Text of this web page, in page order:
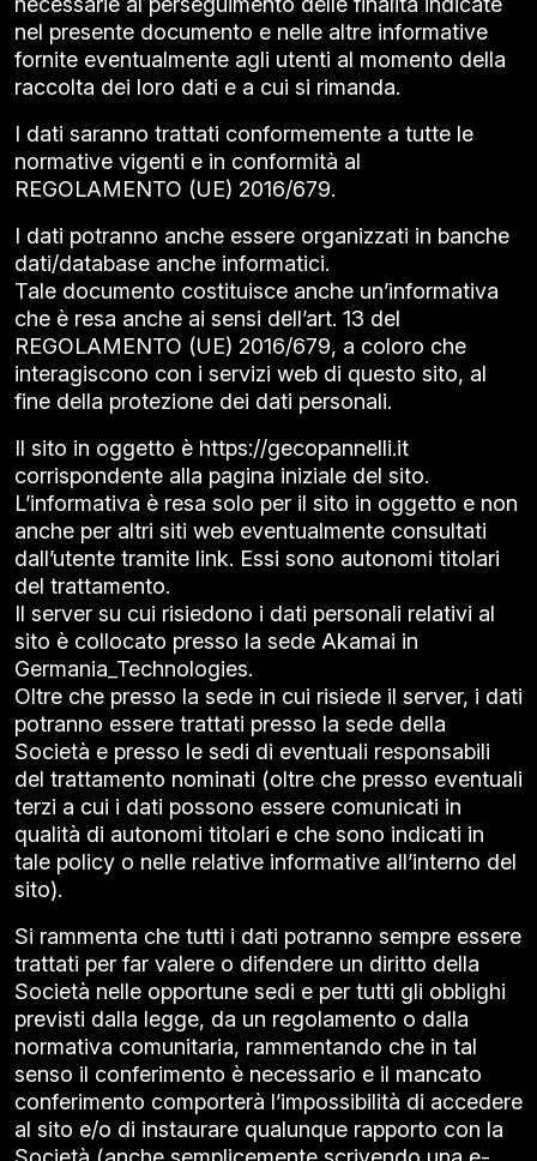
nel presente documento e nelle altre informative
fornite eventualmente agli utenti al momento della
raccolta dei loro dati e a cui si rimanda.
I dati saranno trattati conformemente a tutte le
normative vigenti e in conformità al
REGOLAMENTO (UE) 2016/679.
I dati potranno anche essere organizzati in banche
dati/database anche informatici.
Tale documento costituisce anche un’informativa
che è resa anche ai sensi dell’art. 13 del
REGOLAMENTO (UE) 2016/679, a coloro che
interagiscono con i servizi web di questo sito, al
fine della protezione dei dati personali.
Il sito in oggetto è https://gecopannelli.it
corrispondente alla pagina iniziale del sito.
L’informativa è resa solo per il sito in oggetto e non
anche per altri siti web eventualmente consultati
dall’utente tramite link. Essi sono autonomi titolari
del trattamento.
Il server su cui risiedono i dati personali relativi al
sito è collocato presso la sede Akamai in
Germania_Technologies.
Oltre che presso la sede in cui risiede il server, i dati
potranno essere trattati presso la sede della
Società e presso le sedi di eventuali responsabili
del trattamento nominati (oltre che presso eventuali
terzi a cui i dati possono essere comunicati in
qualità di autonomi titolari e che sono indicati in
tale policy o nelle relative informative all’interno del
sito).
Si rammenta che tutti i dati potranno sempre essere
trattati per far valere o difendere un diritto della
Società nelle opportune sedi e per tutti gli obblighi
previsti dalla legge, da un regolamento o dalla
normativa comunitaria, rammentando che in tal
senso il conferimento è necessario e il mancato
conferimento comporterà l’impossibilità di accedere
al sito e/o di instaurare qualunque rapporto con la